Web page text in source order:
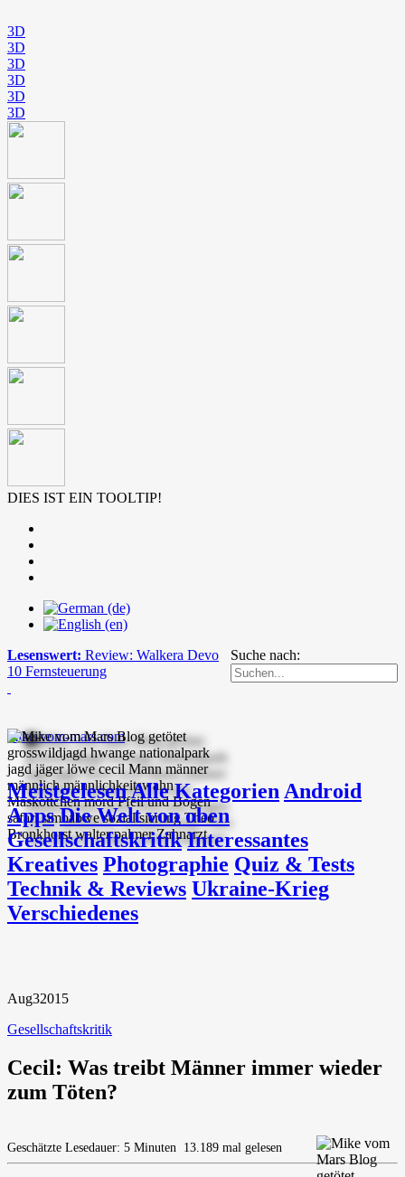
3D
3D
3D
3D
3D
3D
DIES IST EIN TOOLTIP!
Suche nach:
Lesenswert: Review: Walkera Devo
10 Fernsteuerung
mike-vom-mars.com
MeistgelesenAlle Kategorien Android
Apps Die Welt von oben
Gesellschaftskritik Interessantes
Kreatives Photographie Quiz & Tests
Technik & Reviews Ukraine-Krieg
Verschiedenes
Aug32015
Gesellschaftskritik
Cecil: Was treibt Männer immer wieder
zum Töten?
Geschätzte Lesedauer: 5 Minuten 13.189 mal gelesen